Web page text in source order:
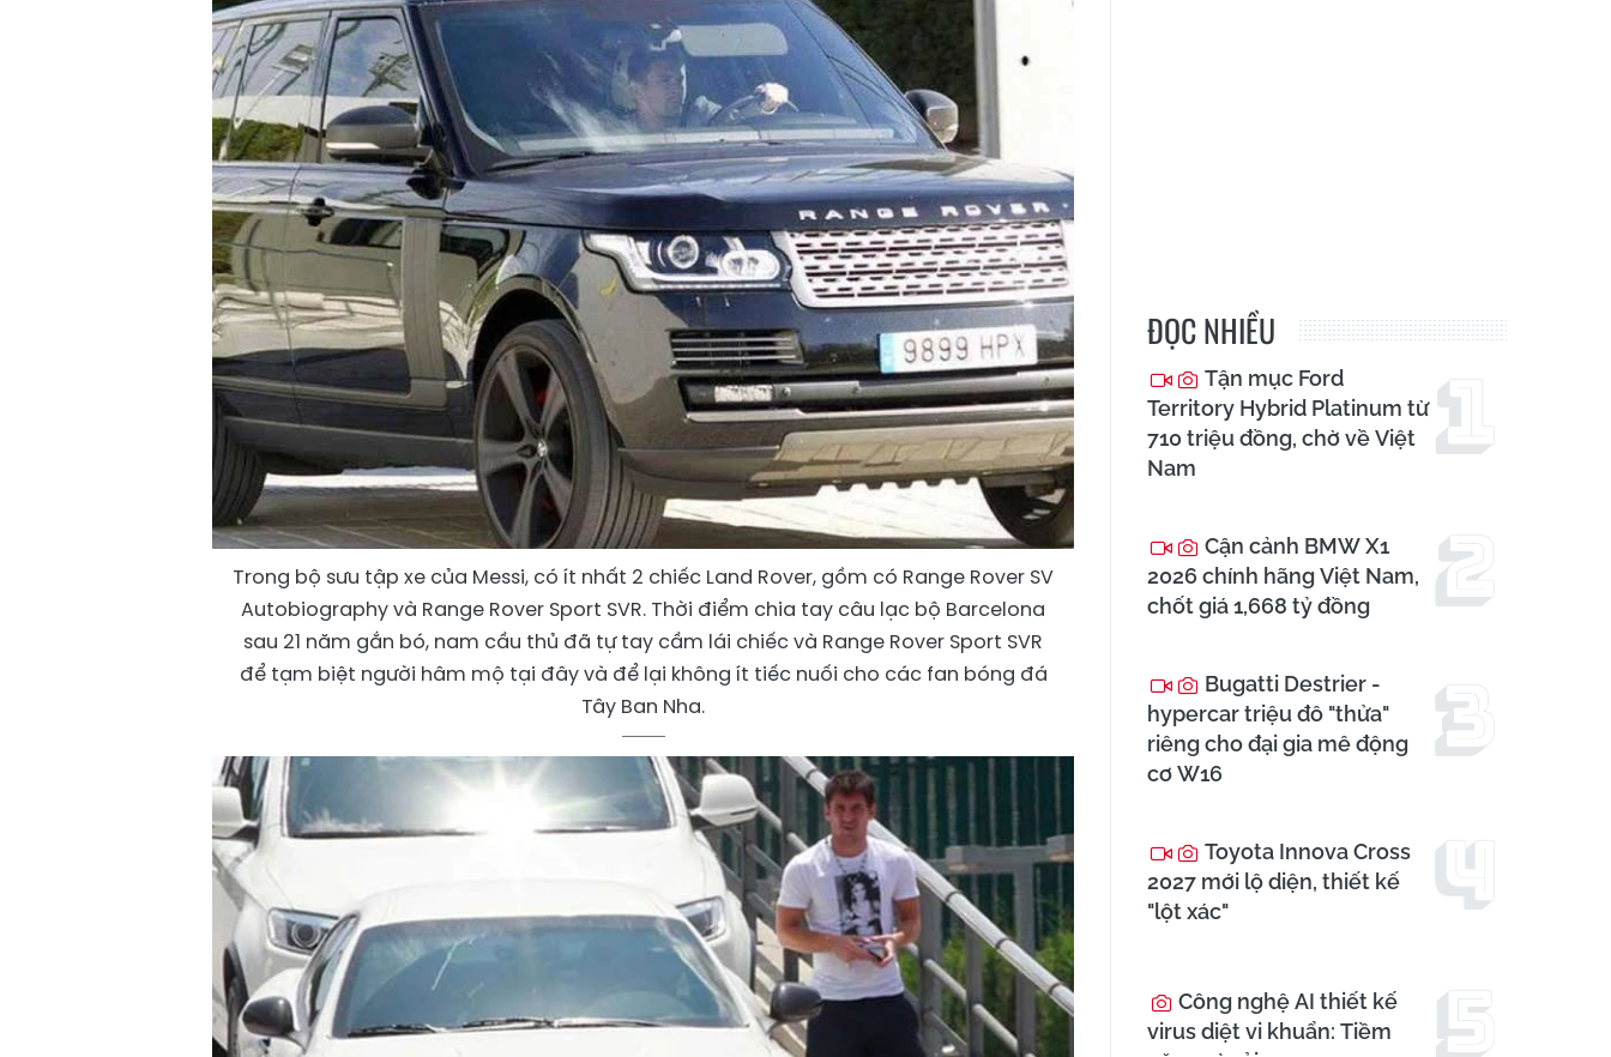
Trong bộ sưu tập xe của Messi, có ít nhất 2 chiếc Land Rover, gồm có Range Rover SV
Autobiography và Range Rover Sport SVR. Thời điểm chia tay câu lạc bộ Barcelona
sau 21 năm gắn bó, nam cầu thủ đã tự tay cầm lái chiếc và Range Rover Sport SVR
để tạm biệt người hâm mộ tại đây và để lại không ít tiếc nuối cho các fan bóng đá
Tây Ban Nha.
ĐỌC NHIỀU
Tận mục Ford
Territory Hybrid Platinum từ
710 triệu đồng, chờ về Việt
Nam
Cận cảnh BMW X1
2026 chính hãng Việt Nam,
chốt giá 1,668 tỷ đồng
Bugatti Destrier -
hypercar triệu đô "thửa"
riêng cho đại gia mê động
cơ W16
Toyota Innova Cross
2027 mới lộ diện, thiết kế
"lột xác"
Công nghệ AI thiết kế
virus diệt vi khuẩn: Tiềm